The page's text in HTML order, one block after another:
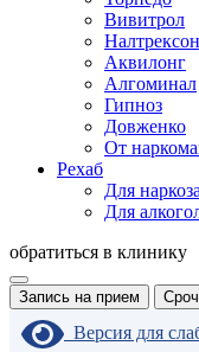
Вивитрол
Налтрексон
Аквилонг
Алгоминал
Гипноз
Довженко
От
Рехаб
Для
Для
обратиться в клинику
Запись на прием
Версия для